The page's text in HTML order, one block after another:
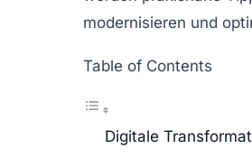
modernisieren und
Table of Contents
Digitale